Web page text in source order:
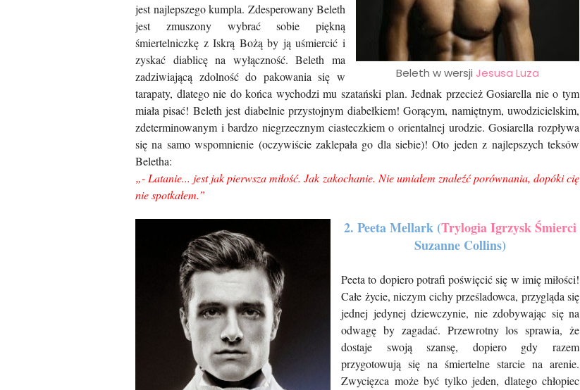
Beleth w wersji Jesusa Luza
jest najlepszego kumpla. Zdesperowany Beleth
jest zmuszony wybrać sobie piękną
śmiertelniczkę z Iskrą Bożą by ją uśmiercić i
zyskać diablicę na wyłączność. Beleth ma
zadziwiającą zdolność do pakowania się w
tarapaty, dlatego nie do końca wychodzi mu szatański plan. Jednak przecież Gosiarella nie o tym
miała pisać! Beleth jest diabelnie przystojnym diabełkiem! Gorącym, namiętnym, uwodzicielskim,
zdeterminowanym i bardzo niegrzecznym ciasteczkiem o orientalnej urodzie. Gosiarella rozpływa
się na samo wspomnienie (oczywiście zaklepała go dla siebie)! Oto jeden z najlepszych teksów
Beletha:
„- Latanie... jest jak pierwsza miłość. Jak zakochanie. Nie umiałem znaleźć porównania, dopóki cię
nie spotkałem.”
2. Peeta Mellark (Trylogia Igrzysk Śmierci
Suzanne Collins)
Peeta to dopiero potrafi poświęcić się w imię miłości!
Całe życie, niczym cichy prześladowca, przygląda się
jednej jedynej dziewczynie, nie zdobywając się na
odwagę by zagadać. Przewrotny los sprawia, że
dostaje swoją szansę, dopiero gdy razem
przygotowują się na śmiertelne starcie na arenie.
Zwycięzca może być tylko jeden, dlatego chłopiec